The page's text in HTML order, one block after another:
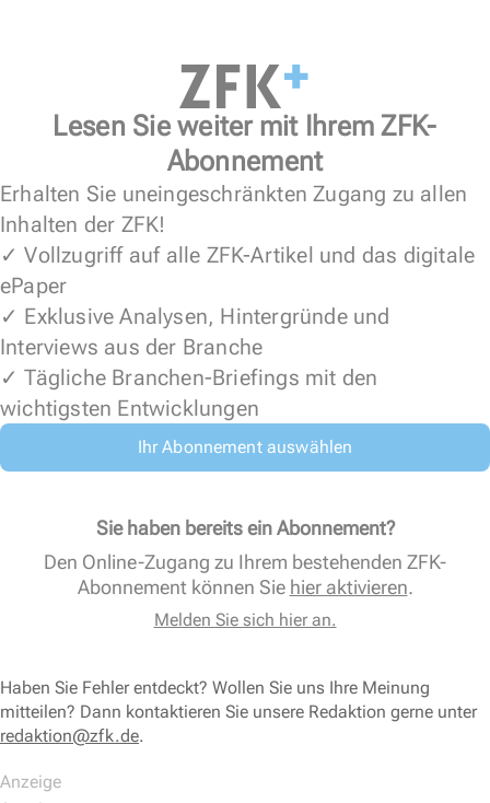
Lesen Sie weiter mit Ihrem ZFK-
Abonnement
Erhalten Sie uneingeschränkten Zugang zu allen
Inhalten der ZFK!
✓ Vollzugriff auf alle ZFK-Artikel und das digitale
ePaper
✓ Exklusive Analysen, Hintergründe und
Interviews aus der Branche
✓ Tägliche Branchen-Briefings mit den
wichtigsten Entwicklungen
Ihr Abonnement auswählen
Sie haben bereits ein Abonnement?
Den Online-Zugang zu Ihrem bestehenden ZFK-
Abonnement können Sie hier aktivieren.
Melden Sie sich hier an.
Haben Sie Fehler entdeckt? Wollen Sie uns Ihre Meinung
mitteilen? Dann kontaktieren Sie unsere Redaktion gerne unter
redaktion@zfk.de.